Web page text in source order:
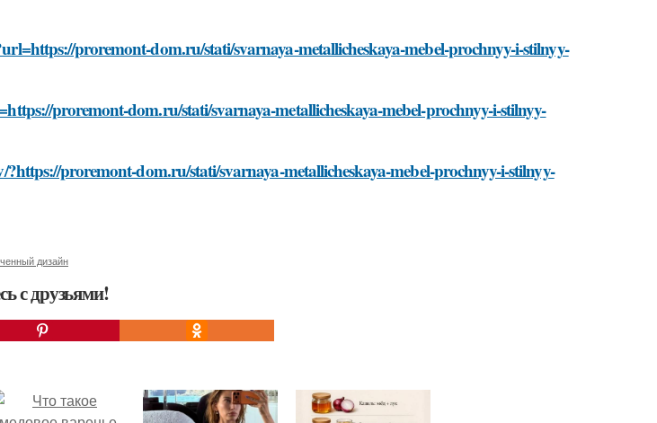
proremont-dom.ru/stati/svarnaya-metallicheskaya-mebel-prochnyy-i-stilnyy-
proremont-dom.ru/stati/svarnaya-metallicheskaya-mebel-prochnyy-i-stilnyy-
?https://proremont-dom.ru/stati/svarnaya-metallicheskaya-mebel-prochnyy-i-stilnyy-
дизайн
с друзьями!